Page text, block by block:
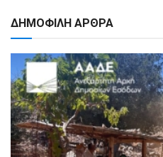
ΔΗΜΟΦΙΛΗ ΑΡΘΡΑ